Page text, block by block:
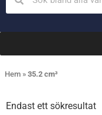
Hem » 35.2 cm³
Endast ett sökresultat